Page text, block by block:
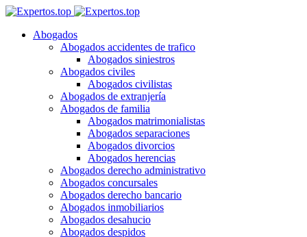
Abogados
Abogados accidentes de trafico
Abogados siniestros
Abogados civiles
Abogados civilistas
Abogados de extranjería
Abogados de familia
Abogados matrimonialistas
Abogados separaciones
Abogados divorcios
Abogados herencias
Abogados derecho administrativo
Abogados concursales
Abogados derecho bancario
Abogados inmobiliarios
Abogados desahucio
Abogados despidos